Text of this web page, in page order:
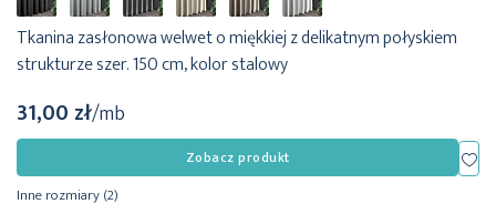
Tkanina zasłonowa welwet o miękkiej z delikatnym połyskiem
strukturze szer. 150 cm, kolor stalowy
31,00 zł/mb
Zobacz produkt
Inne rozmiary(2)